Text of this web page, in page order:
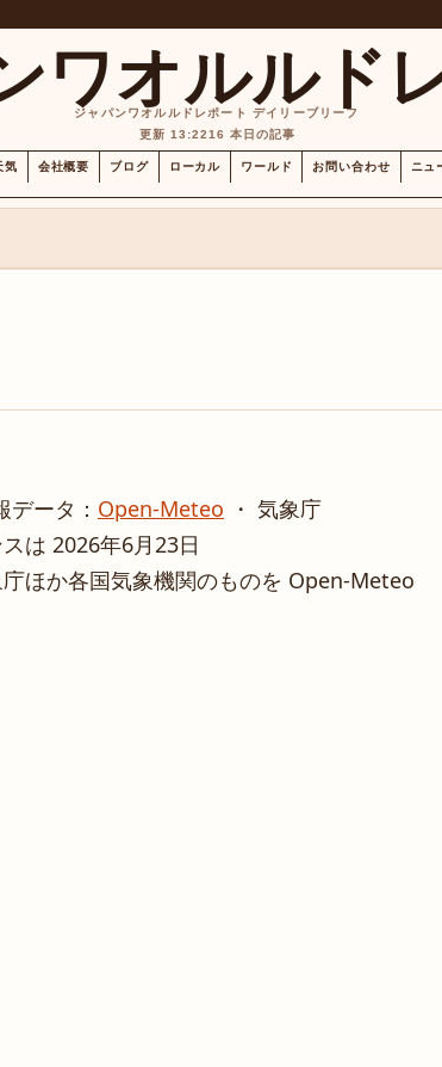
ワオルルド
ジャパンワオルルドレポート デイリーブリーフ
更新 13:2216 本日の記事
気 会社概要 ブログ ローカル ワールド お問い合わせ ニュ
データ： Open-Meteo ・ 気象庁
は 2026年6月23日
ほか各国気象機関のものを Open-Meteo